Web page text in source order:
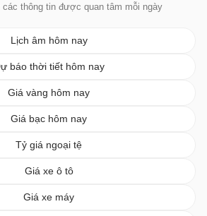
các thông tin được quan tâm mỗi ngày
Lịch âm hôm nay
báo thời tiết hôm nay
Giá vàng hôm nay
Giá bạc hôm nay
Tỷ giá ngoại tệ
Giá xe ô tô
Giá xe máy